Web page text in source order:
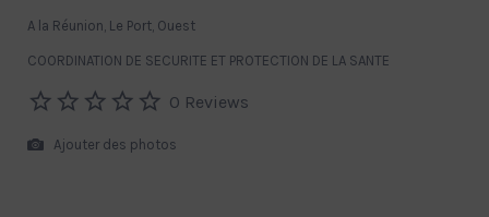
A la Réunion, Le Port, Ouest
COORDINATION DE SECURITE ET PROTECTION DE LA SANTE
0 Reviews
Ajouter des photos